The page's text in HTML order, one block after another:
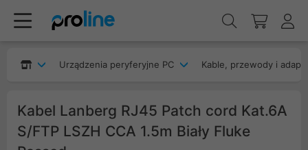
Urządzenia peryferyjne PC Kable, przewody i
Kabel Lanberg RJ45 Patch cord Kat.6A
S/FTP LSZH CCA 1.5m Biały Fluke